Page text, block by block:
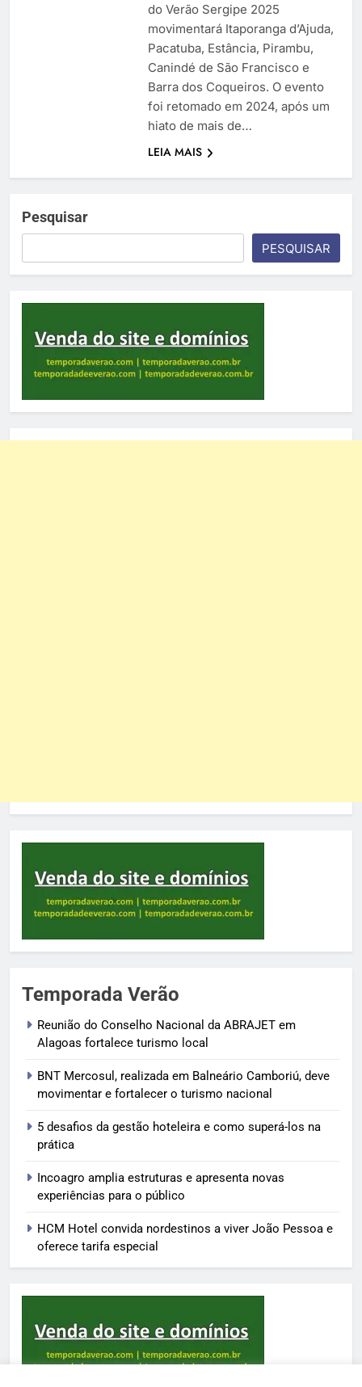
do Verão Sergipe 2025
movimentará Itaporanga d’Ajuda,
Pacatuba, Estância, Pirambu,
Canindé de São Francisco e
Barra dos Coqueiros. O evento
foi retomado em 2024, após um
hiato de mais de…
LEIA MAIS
Pesquisar
PESQUISAR
Temporada Verão
Reunião do Conselho Nacional da ABRAJET em
Alagoas fortalece turismo local
BNT Mercosul, realizada em Balneário Camboriú, deve
movimentar e fortalecer o turismo nacional
5 desafios da gestão hoteleira e como superá-los na
prática
Incoagro amplia estruturas e apresenta novas
experiências para o público
HCM Hotel convida nordestinos a viver João Pessoa e
oferece tarifa especial